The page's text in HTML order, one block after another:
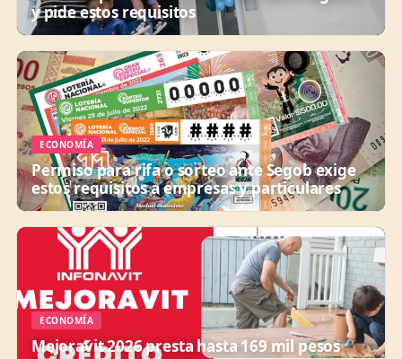
y pide estos requisitos
ECONOMÍA
Permiso para rifa o sorteo ante Segob exige
estos requisitos a empresas y particulares
ECONOMÍA
Mejoravit 2026 presta hasta 169 mil pesos